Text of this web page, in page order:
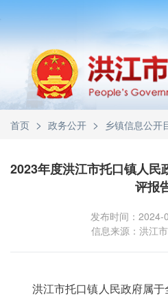
首页 > 政务公开 > 乡镇信息公开
2023年度洪江市托口镇人民
评报
发布时间：2024-
信息来源：洪江
洪江市托口镇人民政府属